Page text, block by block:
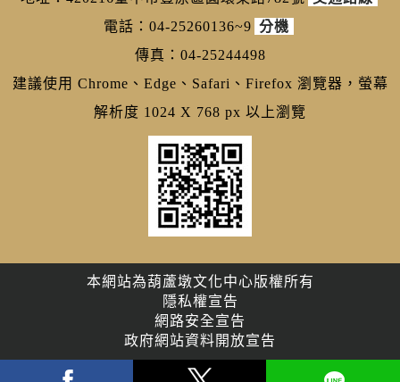
電話：04-25260136~9 分機
傳真：04-25244498
建議使用 Chrome、Edge、Safari、Firefox 瀏覽器，螢幕
解析度 1024 X 768 px 以上瀏覽
本網站為葫蘆墩文化中心版權所有
隱私權宣告
網路安全宣告
政府網站資料開放宣告